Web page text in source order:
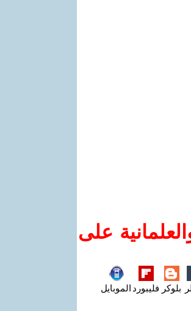
على
بلوكر فليبورد الموبايل